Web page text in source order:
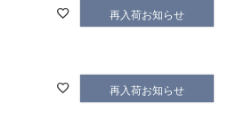
再入荷お知らせ
再入荷お知らせ